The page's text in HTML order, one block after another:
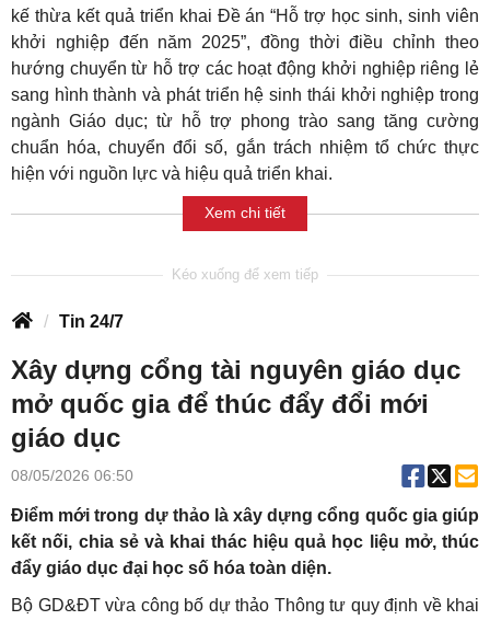
kế thừa kết quả triển khai Đề án “Hỗ trợ học sinh, sinh viên
khởi nghiệp đến năm 2025”, đồng thời điều chỉnh theo
hướng chuyển từ hỗ trợ các hoạt động khởi nghiệp riêng lẻ
sang hình thành và phát triển hệ sinh thái khởi nghiệp trong
ngành Giáo dục; từ hỗ trợ phong trào sang tăng cường
chuẩn hóa, chuyển đổi số, gắn trách nhiệm tổ chức thực
hiện với nguồn lực và hiệu quả triển khai.
Xem chi tiết
Tin 24/7
Xây dựng cổng tài nguyên giáo dục
mở quốc gia để thúc đẩy đổi mới
giáo dục
08/05/2026 06:50
Điểm mới trong dự thảo là xây dựng cổng quốc gia giúp
kết nối, chia sẻ và khai thác hiệu quả học liệu mở, thúc
đẩy giáo dục đại học số hóa toàn diện.
Bộ GD&ĐT vừa công bố dự thảo Thông tư quy định về khai